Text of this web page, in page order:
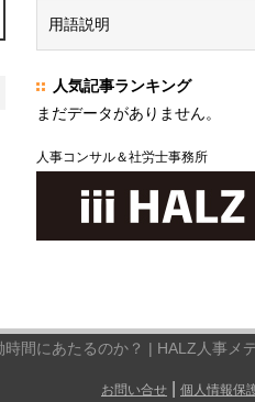
用語説明
人気記事ランキング
まだデータがありません。
人事コンサル＆社労士事務所
間にあたるのか？ | HALZ人事メ
お問い合せ 個人情報保